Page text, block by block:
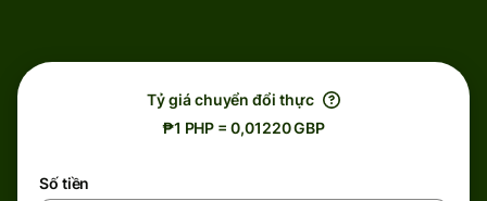
Tỷ giá chuyển đổi thực
₱1 PHP = 0,01220 GBP
Số tiền